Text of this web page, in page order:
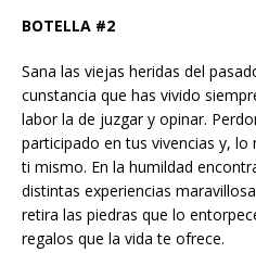
BOTELLA #2
Sana las viejas heridas del
cunstancia que has vivido
labor la de juzgar y opinar.
participado en tus vivencias y,
ti mismo. En la humildad
distintas experiencias
retira las piedras que lo
regalos que la vida te ofrece.